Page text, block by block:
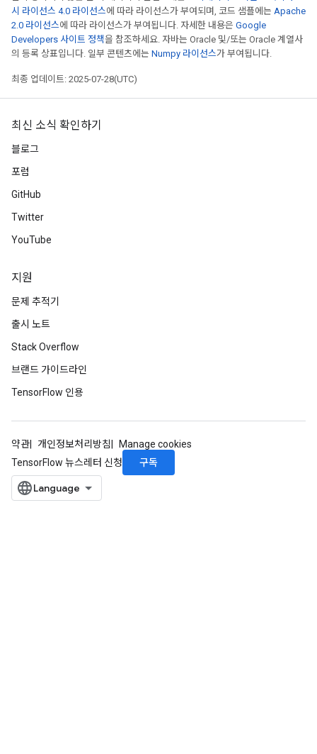
시 라이선스 4.0 라이선스에 따라 라이선스가 부여되며, 코드 샘플에는 Apache
2.0 라이선스에 따라 라이선스가 부여됩니다. 자세한 내용은 Google
Developers 사이트 정책을 참조하세요. 자바는 Oracle 및/또는 Oracle 계열사
의 등록 상표입니다. 일부 콘텐츠에는 Numpy 라이선스가 부여됩니다.
최종 업데이트: 2025-07-28(UTC)
최신 소식 확인하기
블로그
포럼
GitHub
Twitter
YouTube
지원
문제 추적기
출시 노트
Stack Overflow
브랜드 가이드라인
TensorFlow 인용
약관 개인정보처리방침
Manage cookies
TensorFlow 뉴스레터 신청
구독